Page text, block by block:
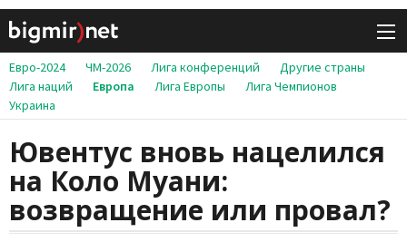
Евро-2024 ЧМ-2026 Лига конференций
Другие страны
Лига наций
Европа Лига Европы
Лига Чемпионов
Украина
Ювентус вновь нацелился
на Коло Муани:
возвращение или провал?